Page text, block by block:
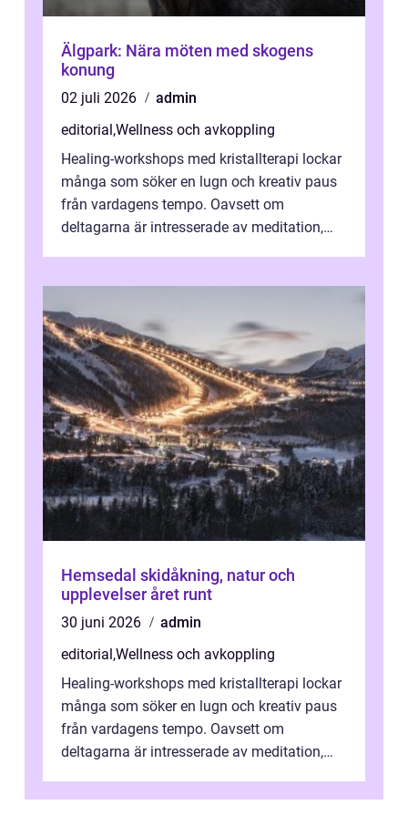
Älgpark: Nära möten med skogens
konung
02 juli 2026
admin
editorial,Wellness och avkoppling
Healing-workshops med kristallterapi lockar
många som söker en lugn och kreativ paus
från vardagens tempo. Oavsett om
deltagarna är intresserade av meditation,
Hemsedal skidåkning, natur och
upplevelser året runt
30 juni 2026
admin
editorial,Wellness och avkoppling
Healing-workshops med kristallterapi lockar
många som söker en lugn och kreativ paus
från vardagens tempo. Oavsett om
deltagarna är intresserade av meditation,